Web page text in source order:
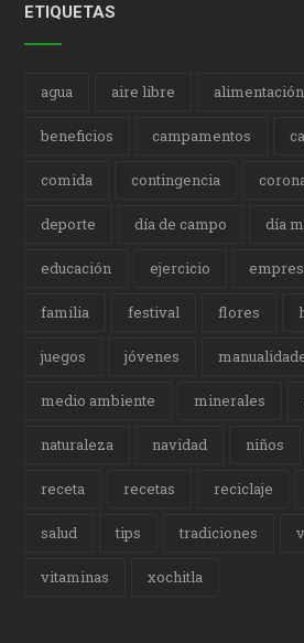
ETIQUETAS
agua aire libre alimentación
beneficios campamentos
comida contingencia
deporte día de campo día
educación ejercicio
familia festival flores
juegos jóvenes
medio ambiente minerales
naturaleza navidad niños
receta recetas reciclaje
salud tips tradiciones
vitaminas xochitla